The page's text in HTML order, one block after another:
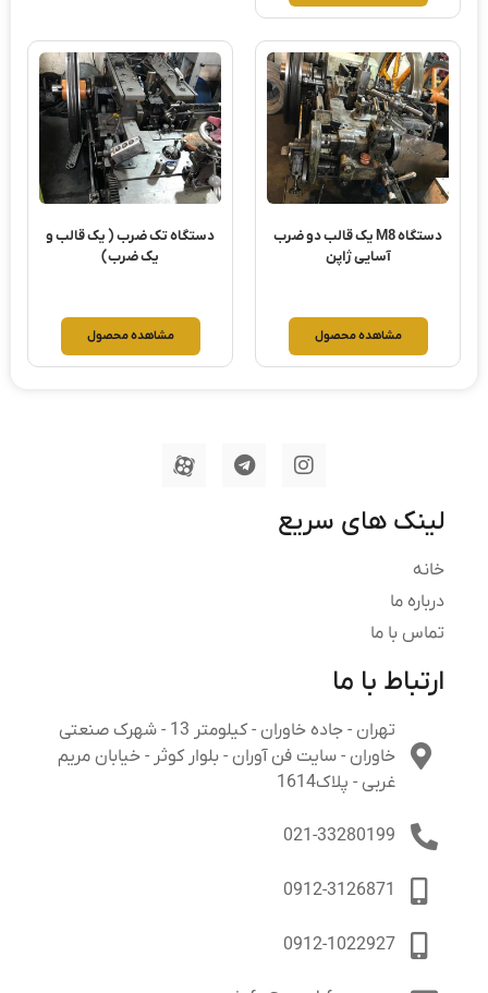
دستگاه M8 یک قالب دو ضرب
آسایی ژاپن
مشاهده محصول
دستگاه تک ضرب ( یک قالب و
یک ضرب)
مشاهده محصول
لینک های سریع
خانه
درباره ما
تماس با ما
ارتباط با ما
تهران - جاده خاوران - کیلومتر 13 - شهرک صنعتی
خاوران - سایت فن آوران - بلوار کوثر - خیابان مریم
غربی - پلاک1614
021-33280199
0912-3126871
0912-1022927